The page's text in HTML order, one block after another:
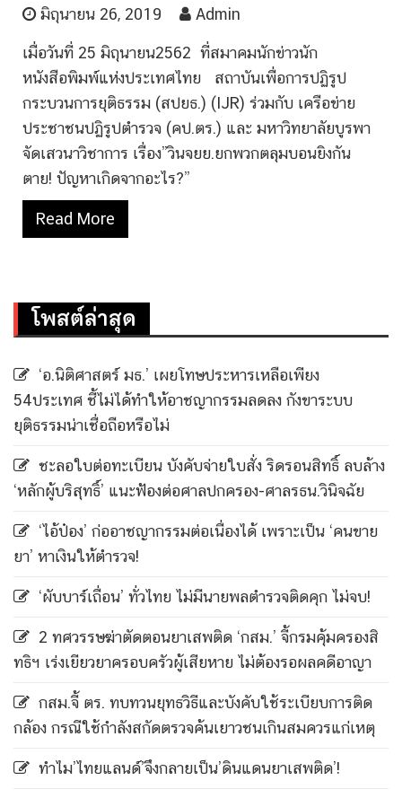
มิถุนายน 26, 2019 Admin
เมื่อวันที่ 25 มิถุนายน2562 ที่สมาคมนักข่าวนัก
หนังสือพิมพ์แห่งประเทศไทย สถาบันเพื่อการปฏิรูป
กระบวนการยุติธรรม (สปยธ.) (IJR) ร่วมกับ เครือข่าย
ประชาชนปฏิรูปตำรวจ (คป.ตร.) และ มหาวิทยาลัยบูรพา
จัดเสวนาวิชาการ เรื่อง”วินจยย.ยกพวกตลุมบอนยิงกัน
ตาย! ปัญหาเกิดจากอะไร?”
Read More
โพสต์ล่าสุด
‘อ.นิติศาสตร์ มธ.’ เผยโทษประหารเหลือเพียง
54ประเทศ ชี้ไม่ได้ทำให้อาชญากรรมลดลง กังขาระบบ
ยุติธรรมน่าเชื่อถือหรือไม่
ชะลอใบต่อทะเบียน บังคับจ่ายใบสั่ง ริดรอนสิทธิ์ ลบล้าง
‘หลักผู้บริสุทธิ์’ แนะฟ้องต่อศาลปกครอง-ศาลรธน.วินิจฉัย
‘ไอ้ป๋อง’ ก่ออาชญากรรมต่อเนื่องได้ เพราะเป็น ‘คนขาย
ยา’ หาเงินให้ตำรวจ!
‘ผับบาร์เถื่อน’ ทั่วไทย ไม่มีนายพลตำรวจติดคุก ไม่จบ!
2 ทศวรรษฆ่าตัดตอนยาเสพติด ‘กสม.’ จี้กรมคุ้มครองสิ
ทธิฯ เร่งเยียวยาครอบครัวผู้เสียหาย ไม่ต้องรอผลคดีอาญา
กสม.จี้ ตร. ทบทวนยุทธวิธีและบังคับใช้ระเบียบการติด
กล้อง กรณีใช้กำลังสกัดตรวจค้นเยาวชนเกินสมควรแก่เหตุ
ทำไม’ไทยแลนด์’จึงกลายเป็น’ดินแดนยาเสพติด’!